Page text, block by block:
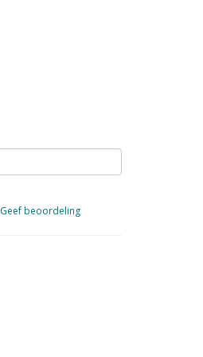
Geef beoordeling